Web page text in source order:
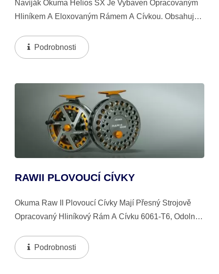
Naviják Okuma Helios SX Je Vybaven Opracovaným
Hliníkem A Eloxovaným Rámem A Cívkou. Obsahuje
Podložky, Které Poskytují Neuvěřitelnou Hladkost,...
Podrobnosti
RAWII PLOVOUCÍ CÍVKY
Okuma Raw II Plovoucí Cívky Mají Přesný Strojově
Opracovaný Hliníkový Rám A Cívku 6061-T6, Odolný
Podrobnosti